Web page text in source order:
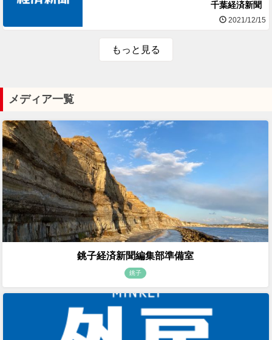
千葉経済新聞
2021/12/15
もっと見る
メディア一覧
銚子経済新聞編集部準備室
銚子